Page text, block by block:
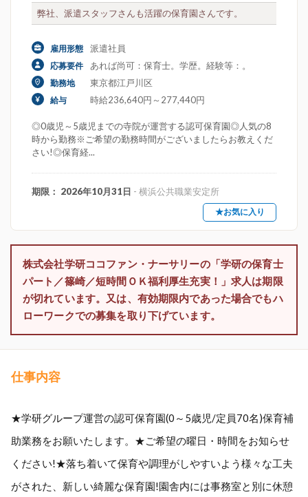
弊社、派遣スタッフさんも活躍の保育園さんです。
雇用形態 派遣社員
応募要件 あれば尚可：保育士。学歴。経験等：。
勤務地 東京都江戸川区
給与 時給236,640円～277,440円
◎0歳児～5歳児までの寺院が運営する認可保育園◎人気の8
時から勤務※ご希望の勤務時間がございましたらお教えくだ
さい!◎保育経...
期限： 2026年10月31日 - 横浜公共職業安定所
★お気に入り
株式会社学研ココファン・ナーサリーの「学研の保育士
パート／篠崎／短時間ＯＫ福利厚生充実！」求人は期限
が切れています。又は、有効期限内であった場合でもハ
ローワークでの募集を取り下げています。
仕事内容
★学研グループ運営の認可保育園(0～5歳児/定員70名)保育補
助業務をお願いたします。★ご希望の曜日・時間をお知らせ
ください!★落ち着いて保育や調理がしやすいよう様々な工夫
がされた、新しい綺麗な保育園!園舎内には事務室と別に休憩